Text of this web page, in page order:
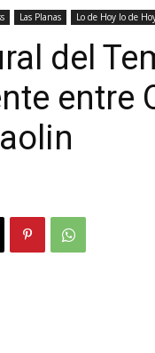
Las Planas Lo de Hoy lo de
del
entre